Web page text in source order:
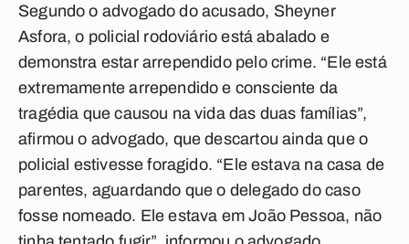
Segundo o advogado do acusado, Sheyner
Asfora, o policial rodoviário está abalado e
demonstra estar arrependido pelo crime. “Ele está
extremamente arrependido e consciente da
tragédia que causou na vida das duas famílias”,
afirmou o advogado, que descartou ainda que o
policial estivesse foragido. “Ele estava na casa de
parentes, aguardando que o delegado do caso
fosse nomeado. Ele estava em João Pessoa, não